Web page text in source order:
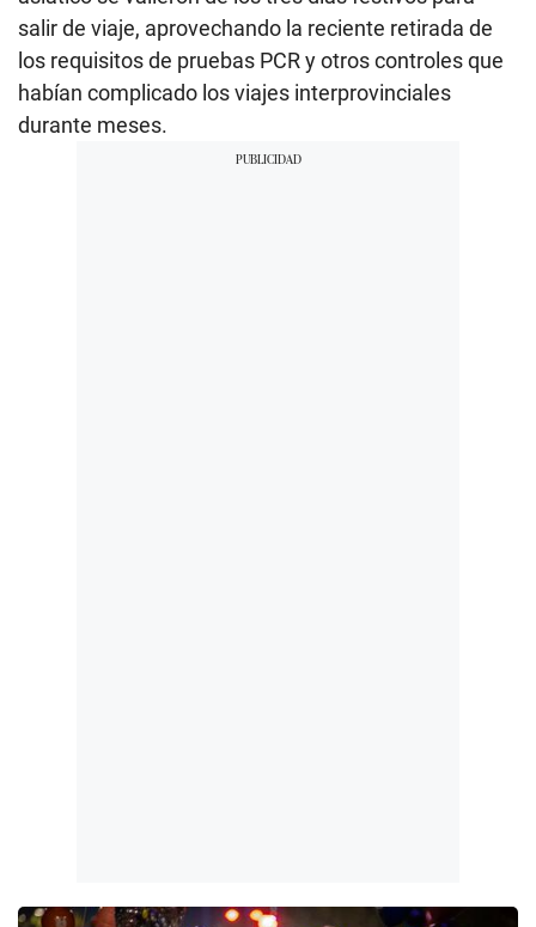
salir de viaje, aprovechando la reciente retirada de
los requisitos de pruebas PCR y otros controles que
habían complicado los viajes interprovinciales
durante meses.